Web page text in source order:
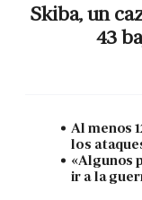
Skiba, un
43
Al menos
los
«Algunos
ir a la